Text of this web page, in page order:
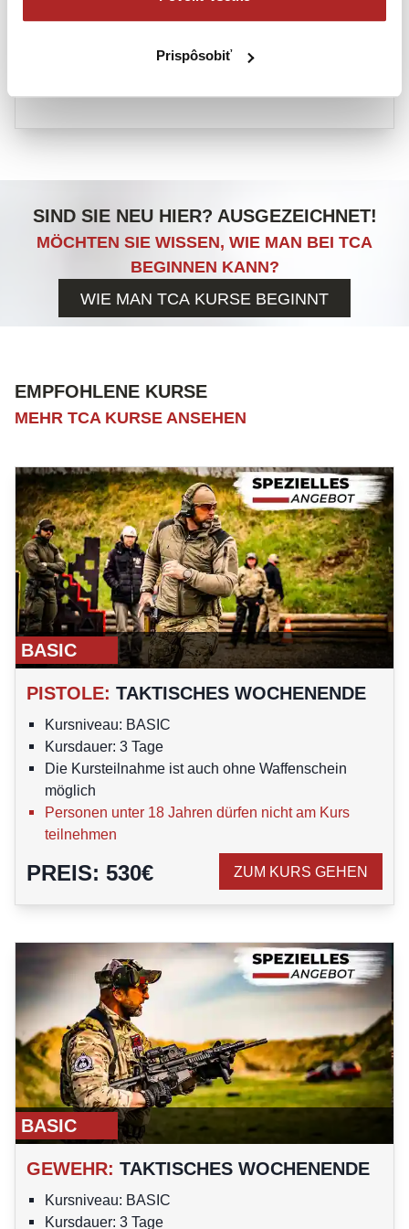
Prispôsobiť
Gegründete Tactical Combat Academy im Jahr
SIND SIE NEU HIER? AUSGEZEICHNET!
MÖCHTEN SIE WISSEN, WIE MAN BEI TCA
BEGINNEN KANN?
WIE MAN TCA KURSE BEGINNT
EMPFOHLENE KURSE
MEHR TCA KURSE ANSEHEN
BASIC
PISTOLE: TAKTISCHES WOCHENENDE
Kursniveau: BASIC
Kursdauer: 3 Tage
Die Kursteilnahme ist auch ohne Waffenschein
möglich
Personen unter 18 Jahren dürfen nicht am Kurs
teilnehmen
PREIS: 530€ ZUM KURS GEHEN
BASIC
GEWEHR: TAKTISCHES WOCHENENDE
Kursniveau: BASIC
Kursdauer: 3 Tage